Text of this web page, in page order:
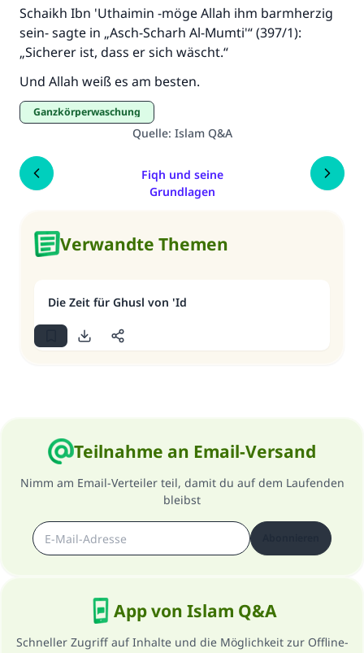
Schaikh Ibn 'Uthaimin -möge Allah ihm barmherzig
sein- sagte in „Asch-Scharh Al-Mumti'“ (397/1):
„Sicherer ist, dass er sich wäscht.“
Und Allah weiß es am besten.
Ganzkörperwaschung
Quelle: Islam Q&A
Fiqh und seine
Grundlagen
Verwandte Themen
Die Zeit für Ghusl von 'Id
Teilnahme an Email-Versand
Nimm am Email-Verteiler teil, damit du auf dem Laufenden
bleibst
App von Islam Q&A
Schneller Zugriff auf Inhalte und die Möglichkeit zur Offline-